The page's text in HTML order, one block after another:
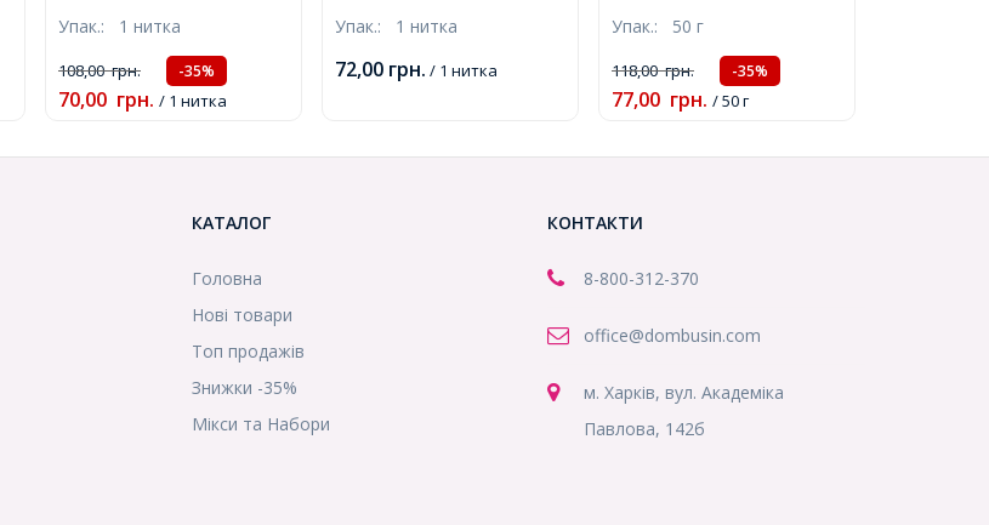
Отвір 1мм, близько
95шт/76см/нитка,
(УТ0002837)
Упак.: 1 нитка
108,00грн. -35%
70,00 грн. / 1 нитка
близько 90шт/76см/нитка,
Упак.: 1 нитка
72,00 грн. / 1 нитка
близько 130-135шт/50г,
(УТ100031230)
Упак.: 50 г
118,00грн. -35%
77,00 грн. / 50 г
КАТАЛОГ
Головна
Нові товари
Топ продажів
Знижки -35%
Мікси та Набори
КОНТАКТИ
8-800-312-370
office@dombusin.com
м. Харків, вул. Академіка
Павлова, 142б